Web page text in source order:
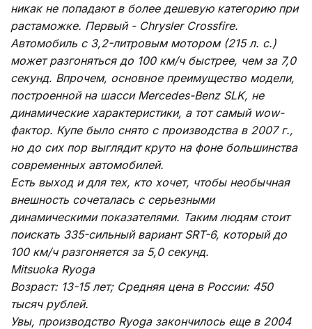
никак не попадают в более дешевую категорию при
растаможке. Первый - Chrysler Crossfire.
Автомобиль с 3,2-литровым мотором (215 л. с.)
может разгоняться до 100 км/ч быстрее, чем за 7,0
секунд. Впрочем, основное преимущество модели,
построенной на шасси Mercedes-Benz SLK, не
динамические характеристики, а тот самый wow-
фактор. Купе было снято с производства в 2007 г.,
но до сих пор выглядит круто на фоне большинства
современных автомобилей.
Есть выход и для тех, кто хочет, чтобы необычная
внешность сочеталась с серьезными
динамическими показателями. Таким людям стоит
поискать 335-cильный вариант SRT-6, который до
100 км/ч разгоняется за 5,0 секунд.
Mitsuoka Ryoga
Возраст: 13-15 лет; Средняя цена в России: 450
тысяч рублей.
Увы, производство Ryoga закончилось еще в 2004